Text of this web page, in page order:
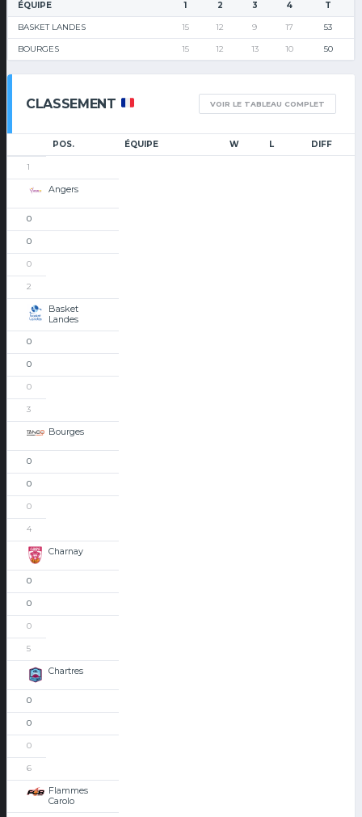
ÉQUIPE 1 2 3 4 T
BASKET LANDES 15 12 9 17 53
BOURGES 15 12 13 10 50
CLASSEMENT VOIR LE TABLEAU COMPLET
POS. ÉQUIPE W L DIFF
1
Angers
0
0
0
2
Basket
Landes
0
0
0
3
Bourges
0
0
0
4
Charnay
0
0
0
5
Chartres
0
0
0
6
Flammes
Carolo